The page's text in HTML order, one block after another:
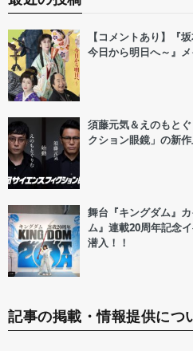
【コメントあり】『
今日から明日へ～』
須藤元気＆えのもと
クション眼鏡」の新作
舞台『キングダム』
ム』連載20周年記念
潜入！！
記事の掲載・情報提供につ